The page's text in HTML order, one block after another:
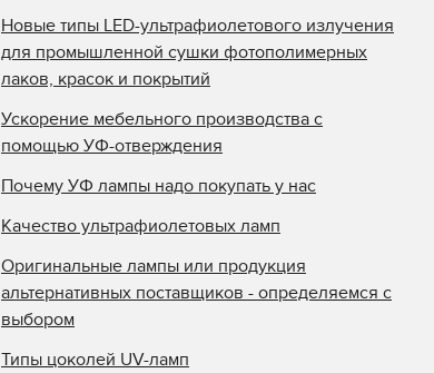
Новые типы LED-ультрафиолетового излучения
для промышленной сушки фотополимерных
лаков, красок и покрытий
Ускорение мебельного производства с
помощью УФ-отверждения
Почему УФ лампы надо покупать у нас
Качество ультрафиолетовых ламп
Оригинальные лампы или продукция
альтернативных поставщиков - определяемся с
выбором
Типы цоколей UV-ламп